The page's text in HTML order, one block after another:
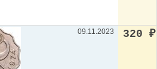
09.11.2023 320 ₽